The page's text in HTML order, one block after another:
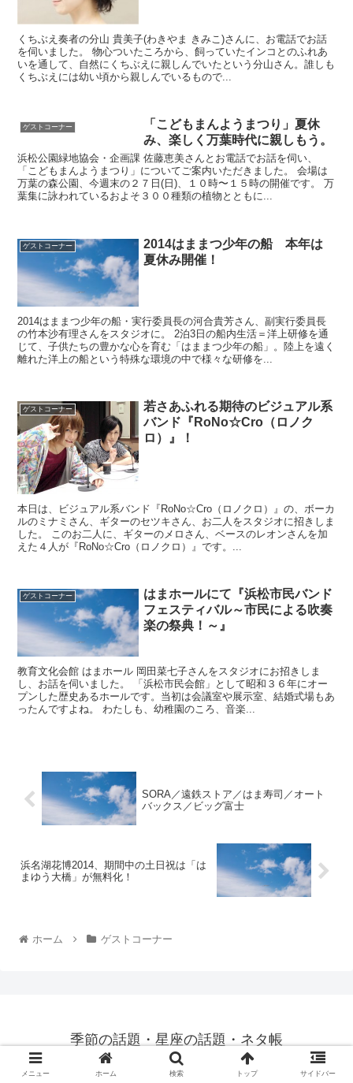
くちぶえ奏者の分山 貴美子(わきやま きみこ)さんに、お電話でお話
を伺いました。 物心ついたころから、飼っていたインコとのふれあ
いを通して、自然にくちぶえに親しんでいたという分山さん。誰しも
くちぶえには幼い頃から親しんでいるもので...
ゲストコーナー
「こどもまんようまつり」夏休
み、楽しく万葉時代に親しもう。
浜松公園緑地協会・企画課 佐藤恵美さんとお電話でお話を伺い、
「こどもまんようまつり」についてご案内いただきました。 会場は
万葉の森公園、今週末の２７日(日)、１０時〜１５時の開催です。 万
葉集に詠われているおよそ３００種類の植物とともに...
ゲストコーナー
2014はままつ少年の船 本年は
夏休み開催！
2014はままつ少年の船・実行委員長の河合貴芳さん、副実行委員長
の竹本沙有理さんをスタジオに。 2泊3日の船内生活＝洋上研修を通
じて、子供たちの豊かな心を育む「はままつ少年の船」。陸上を遠く
離れた洋上の船という特殊な環境の中で様々な研修を...
ゲストコーナー
若さあふれる期待のビジュアル系
バンド『RoNo☆Cro（ロノク
ロ）』！
本日は、ビジュアル系バンド『RoNo☆Cro（ロノクロ）』の、ボーカ
ルのミナミさん、ギターのセツキさん、お二人をスタジオに招きしま
した。 このお二人に、ギターのメロさん、ベースのレオンさんを加
えた４人が『RoNo☆Cro（ロノクロ）』です。...
ゲストコーナー
はまホールにて『浜松市民バンド
フェスティバル～市民による吹奏
楽の祭典！～』
教育文化会館 はまホール 岡田菜七子さんをスタジオにお招きしま
し、お話を伺いました。 「浜松市民会館」として昭和３６年にオー
プンした歴史あるホールです。当初は会議室や展示室、結婚式場もあ
ったんですよね。 わたしも、幼稚園のころ、音楽...
SORA／遠鉄ストア／はま寿司／オート
バックス／ビッグ富士
浜名湖花博2014、期間中の土日祝は「は
まゆう大橋」が無料化！
ホーム ゲストコーナー
季節の話題・星座の話題・ネタ帳
© 2013 季節の話題 ネタ帳／ privacy policy
メニュー ホーム 検索 トップ サイドバー